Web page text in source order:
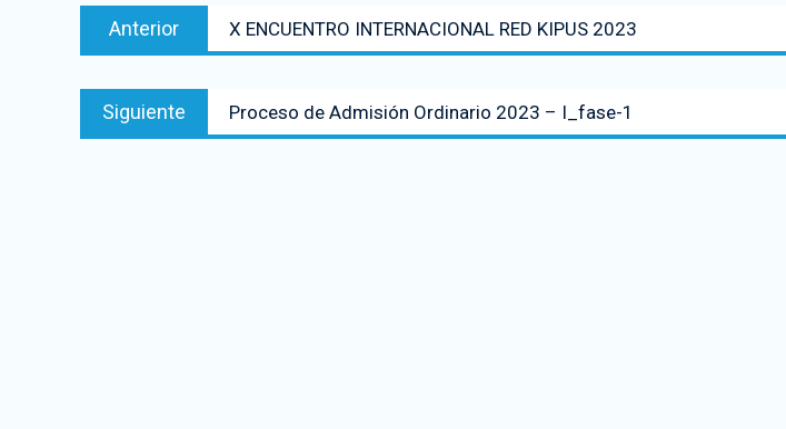
Anterior X ENCUENTRO INTERNACIONAL RED KIPUS 2023
Siguiente Proceso de Admisión Ordinario 2023 – I_fase-1